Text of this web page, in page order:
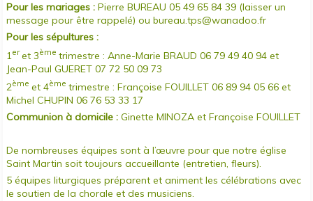
LE RURAL - GROUPEMENT D'EMPLOYEURS
LES AMIS DE LA MAISON DE RETRAITE
MAM LES CHICHOUX
SAINT JOSEPH BERGER FIDÈLE EN AFRIQUE (JBFA)
U.N.C. (SECTION DE CHICHÉ)
Pour les mariages :Pierre BUREAU 05 49 65 84 39 (laisser un
message pour être rappelé) ou bureau.tps@wanadoo.fr
Pour les sépultures :
1eret 3èmetrimestre : Anne-Marie BRAUD 06 79 49 40 94 et
Jean-Paul GUERET 07 72 50 09 73
2ème et 4èmetrimestre : Françoise FOUILLET 06 89 94 05 66 et
Michel CHUPIN 06 76 53 33 17
Communion à domicile :Ginette MINOZA et Françoise FOUILLET
De nombreuses équipes sont à l’œuvre pour que notre église
Saint Martin soit toujours accueillante (entretien, fleurs).
5 équipes liturgiques préparent et animent les célébrations avec
le soutien de la chorale et des musiciens.